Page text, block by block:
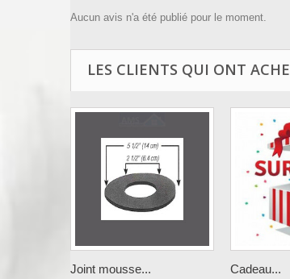
Aucun avis n'a été publié pour le moment.
LES CLIENTS QUI ONT
Joint mousse... Cadeau...